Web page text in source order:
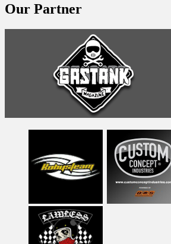
Our Partner